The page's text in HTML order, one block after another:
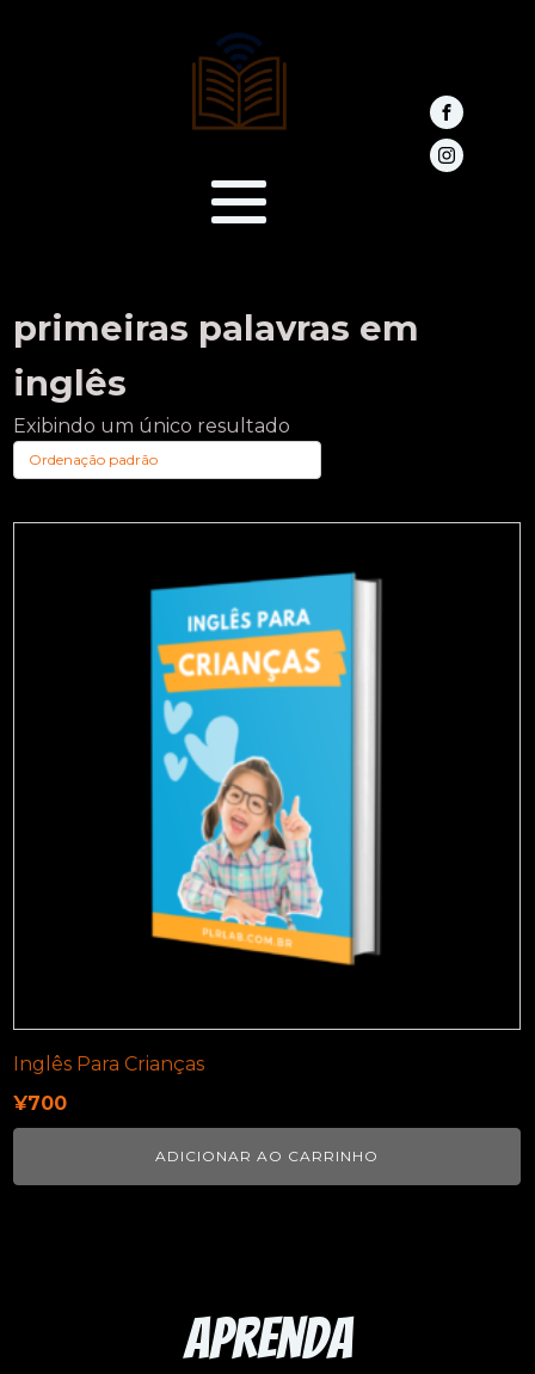
primeiras palavras em
inglês
Exibindo um único resultado
Inglês Para Crianças
¥700
ADICIONAR AO CARRINHO
Aprenda